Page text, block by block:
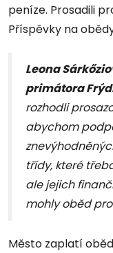
peníze. Prosadili
Příspěvky na
Leona
primátora
rozhodli
abychom
třídy, které
ale jejich
mohly oběd
Město zaplatí